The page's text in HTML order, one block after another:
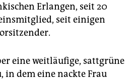
Erlangen, seit 20
seit einigen
eine weitläufige, sattgrüne
in dem eine nackte Frau